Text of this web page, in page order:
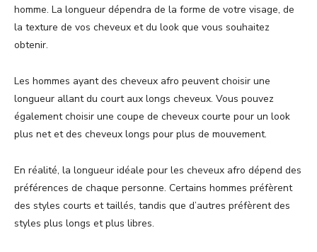
homme. La longueur dépendra de la forme de votre visage, de
la texture de vos cheveux et du look que vous souhaitez
obtenir.
Les hommes ayant des cheveux afro peuvent choisir une
longueur allant du court aux longs cheveux. Vous pouvez
également choisir une coupe de cheveux courte pour un look
plus net et des cheveux longs pour plus de mouvement.
En réalité, la longueur idéale pour les cheveux afro dépend des
préférences de chaque personne. Certains hommes préfèrent
des styles courts et taillés, tandis que d’autres préfèrent des
styles plus longs et plus libres.